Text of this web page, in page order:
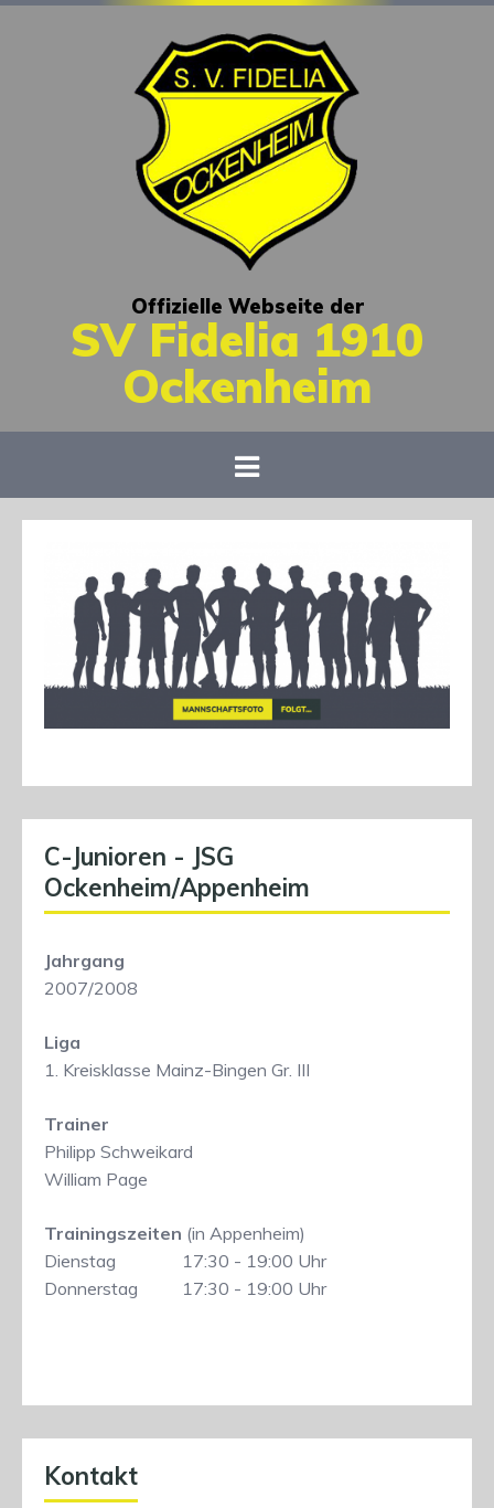
Offizielle Webseite der
SV Fidelia 1910
Ockenheim
C-Junioren - JSG
Ockenheim/Appenheim
Jahrgang
2007/2008
Liga
1. Kreisklasse Mainz-Bingen Gr. III
Trainer
Philipp Schweikard
William Page
Trainingszeiten (in Appenheim)
Dienstag
17:30 - 19:00 Uhr
Donnerstag
17:30 - 19:00 Uhr
Kontakt